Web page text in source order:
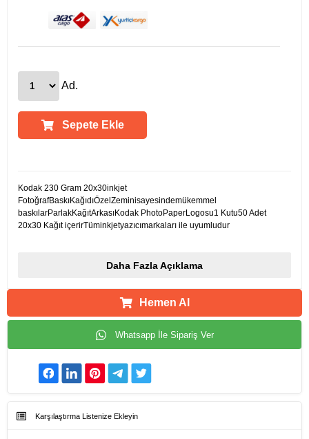
Ad.
Sepete Ekle
Kodak 230 Gram 20x30inkjet
FotoğrafBaskıKağıdıÖzelZeminisayesindemükemmel
baskılarParlakKağıtArkasıKodak PhotoPaperLogosu1 Kutu50 Adet
20x30 Kağıt içerirTüminkjetyazıcımarkaları ile uyumludur
Daha Fazla Açıklama
Hemen Al
Whatsapp İle Sipariş Ver
Karşılaştırma Listenize Ekleyin